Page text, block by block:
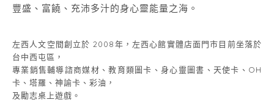
豐盛、富饒、充沛多汁的身心靈能量之海。
左西人文空間創立於 2008年，左西心館實體店面門市目前坐落於
台中西屯區，
專業銷售輔導諮商媒材、教育類圖卡、身心靈圖書、天使卡、OH
卡、塔羅、神諭卡、彩油，
及勵志桌上遊戲。